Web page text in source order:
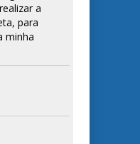
a
para
minha